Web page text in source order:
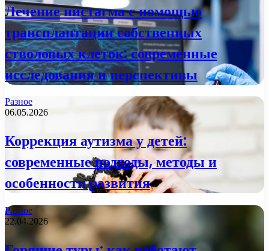
Лечение нистагма с помощью
трансплантации собственных
стволовых клеток: современные
исследования и перспективы
Разное
06.05.2026
Коррекция аутизма у детей:
современные подходы, методы и
особенности развития
Разное
22.04.2026